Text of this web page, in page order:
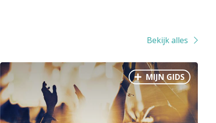
Bekijk alles
MIJN GIDS